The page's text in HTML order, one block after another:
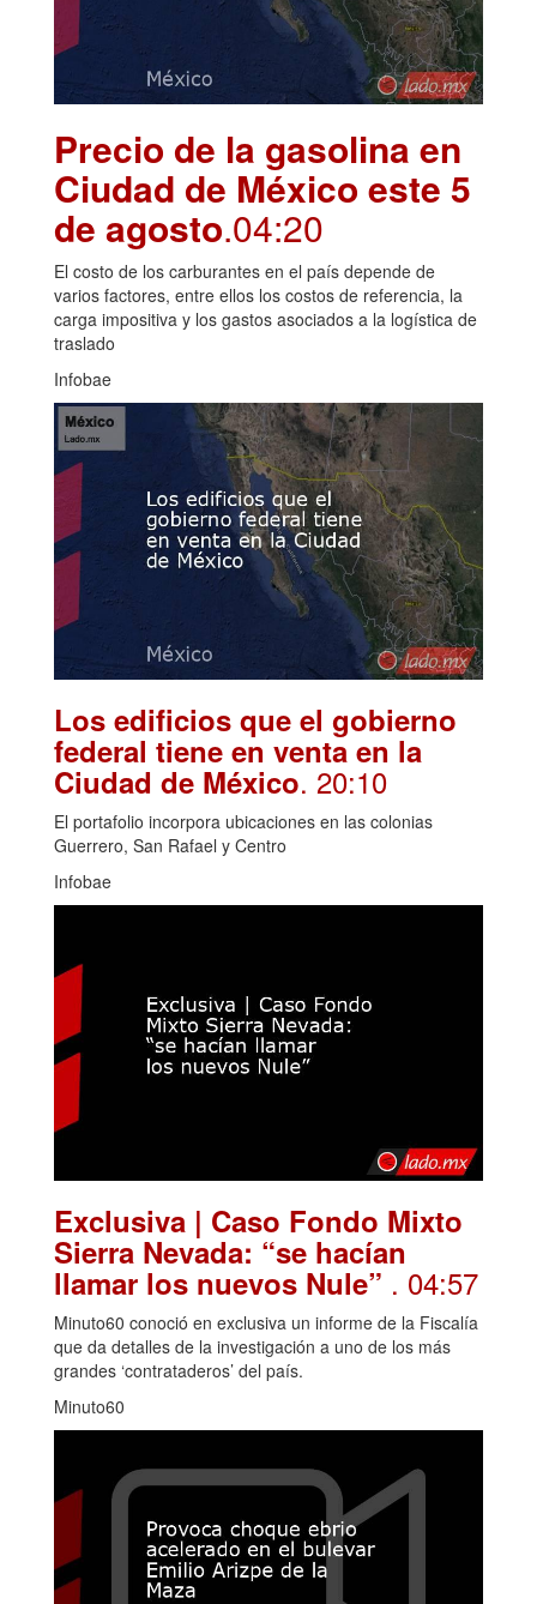
Precio de la gasolina en
Ciudad de México este 5
de agosto.04:20
El costo de los carburantes en el país depende de
varios factores, entre ellos los costos de referencia, la
carga impositiva y los gastos asociados a la logística de
traslado
Infobae
Los edificios que el gobierno
federal tiene en venta en la
Ciudad de México. 20:10
El portafolio incorpora ubicaciones en las colonias
Guerrero, San Rafael y Centro
Infobae
Exclusiva | Caso Fondo Mixto
Sierra Nevada: “se hacían
llamar los nuevos Nule” . 04:57
Minuto60 conoció en exclusiva un informe de la Fiscalía
que da detalles de la investigación a uno de los más
grandes ‘contrataderos’ del país.
Minuto60